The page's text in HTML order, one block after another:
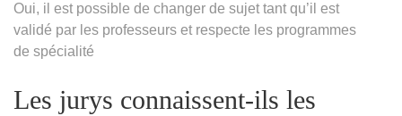
Oui, il est possible de changer de sujet tant qu’il est
validé par les professeurs et respecte les programmes
de spécialité
Les jurys connaissent-ils les